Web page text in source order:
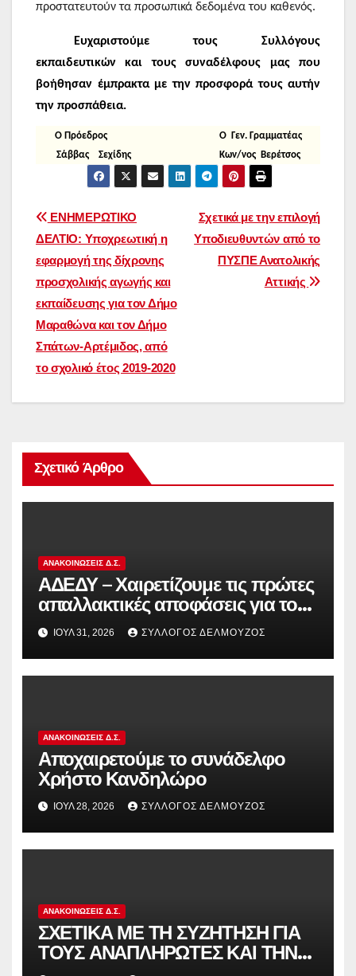
προστατευτούν τα προσωπικά δεδομένα του καθενός.
Ευχαριστούμε τους Συλλόγους
εκπαιδευτικών και τους συναδέλφους μας που
βοήθησαν έμπρακτα με την προσφορά τους αυτήν
την προσπάθεια.
Ο Πρόεδρος Ο Γεν. Γραμματέας
Σάββας Σεχίδης Κων/νος Βερέτσος
Πλοήγηση
άρθρων
Σχετικά με την επιλογή
Υποδιευθυντών από το
ΠΥΣΠΕ Ανατολικής
Αττικής
ΕΝΗΜΕΡΩΤΙΚΟ
ΔΕΛΤΙΟ: Υποχρεωτική η
εφαρμογή της δίχρονης
προσχολικής αγωγής και
εκπαίδευσης για τον Δήμο
Μαραθώνα και τον Δήμο
Σπάτων-Αρτέμιδος, από
το σχολικό έτος 2019-2020
Σχετικό Άρθρο
ΑΝΑΚΟΙΝΏΣΕΙΣ Δ.Σ.
ΑΔΕΔΥ – Χαιρετίζουμε τις πρώτες
απαλλακτικές αποφάσεις για τους
διωκόμενους εκπαιδευτικούς που
συμμετείχαν στον αγώνα ενάντια
στην αντιδραστική αξιολόγηση!
ΙΟΎΛ 31, 2026 ΣΎΛΛΟΓΟΣ ΔΕΛΜΟΎΖΟΣ
ΑΝΑΚΟΙΝΏΣΕΙΣ Δ.Σ.
Αποχαιρετούμε το συνάδελφο
Χρήστο Κανδηλώρο
ΙΟΎΛ 28, 2026 ΣΎΛΛΟΓΟΣ ΔΕΛΜΟΎΖΟΣ
ΑΝΑΚΟΙΝΏΣΕΙΣ Δ.Σ.
ΣΧΕΤΙΚΑ ΜΕ ΤΗ ΣΥΖΗΤΗΣΗ ΓΙΑ
ΤΟΥΣ ΑΝΑΠΛΗΡΩΤΕΣ ΚΑΙ ΤΗΝ